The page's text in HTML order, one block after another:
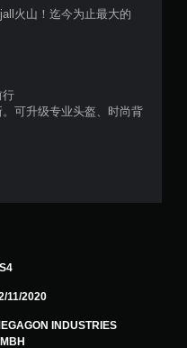
5
，
个
）
火山！迄今为止最大的
行
可升级专业头盔、时尚背
11/2020
INDUSTRIES